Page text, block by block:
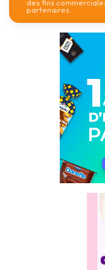
des fins
partenaires.